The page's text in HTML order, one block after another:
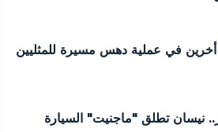
مقتل شخص وإصابة 16 أخرين في عملية دهس مسيرة للمثليين
دولار.. نيسان تطلق "ماجنيت" السيارة